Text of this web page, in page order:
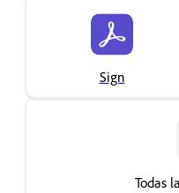
Sign
Todas